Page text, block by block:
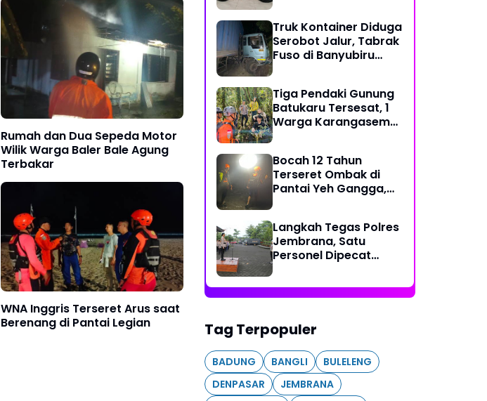
Rumah dan Dua Sepeda Motor
Wilik Warga Baler Bale Agung
Terbakar
WNA Inggris Terseret Arus saat
Berenang di Pantai Legian
Truk Kontainer Diduga
Serobot Jalur, Tabrak
Fuso di Banyubiru
Tiga Pendaki Gunung
Batukaru Tersesat, 1
Warga Karangasem
Tim SAR Gabungan
Bocah 12 Tahun
Terseret Ombak di
Pantai Yeh Gangga,
Langkah Tegas Polres
Jembrana, Satu
Personel Dipecat
Tag Terpopuler
BADUNG BANGLI
BULELENG
DENPASAR
JEMBRANA